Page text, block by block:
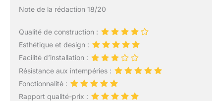
Note de la rédaction 18/20
Qualité de construction :
Esthétique et design :
Facilité d’installation :
Résistance aux intempéries :
Fonctionnalité :
Rapport qualité-prix :